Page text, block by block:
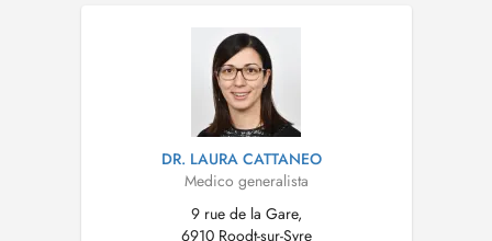
DR. LAURA CATTANEO
Medico generalista
9 rue de la Gare,
6910 Roodt-sur-Syre